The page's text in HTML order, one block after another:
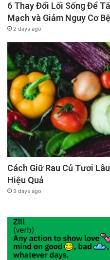
6 Thay Đổi Lối Sống Để
Mạch và Giảm Nguy Cơ
2 days ago
Cách Giữ Rau Củ Tươi
Hiệu Quả
3 days ago